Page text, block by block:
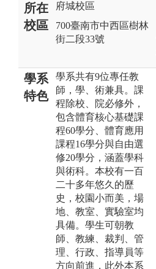
所在
校區
府城校區
700臺南市中西區樹林
街二段33號
學系
特色
學系共有9位專任教
師，學、術兼具。課
程除校、院必修外，
包含體育核心基礎課
程60學分、體育應用
課程16學分與自由選
修20學分，涵蓋學科
與術科。本校有一百
二十多年悠久的歷
史，校園小而美，場
地、教室、實驗室均
具備。學生可朝教
師、教練、裁判、管
理、行政、指導員等
方向前進，此外本系